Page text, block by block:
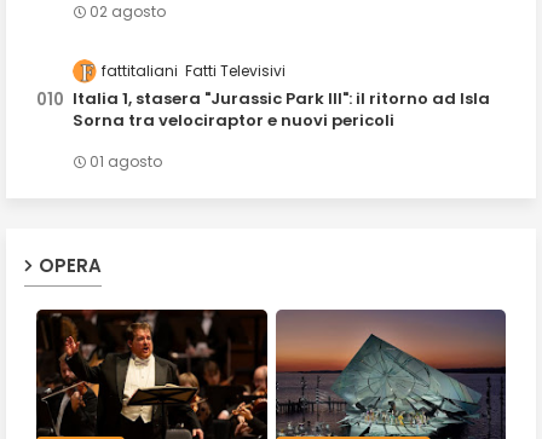
02 agosto
fattitaliani Fatti Televisivi
Italia 1, stasera "Jurassic Park III": il ritorno ad Isla
Sorna tra velociraptor e nuovi pericoli
01 agosto
OPERA